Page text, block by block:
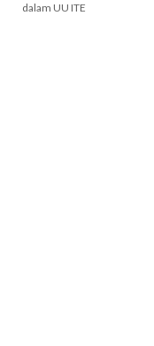
dalam UU ITE